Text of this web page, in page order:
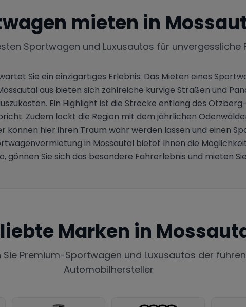
mieten in
Sportwagen und Luxusautos für unvergessliche
Sie ein einzigartiges Erlebnis: Das Mieten eines
aus bieten sich zahlreiche kurvige Straßen und
Ein Highlight ist die Strecke entlang des
Zudem lockt die Region mit dem jährlichen
können hier ihren Traum wahr werden lassen und einen
in Mossautal bietet Ihnen die
gönnen Sie sich das besondere Fahrerlebnis und mieten
Marken in
Sie Premium-Sportwagen und Luxusautos der
Automobilhersteller